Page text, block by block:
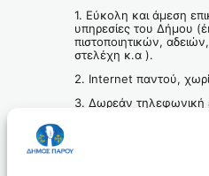
1. Εύκολη και άμεση
υπηρεσίες του Δήμου
πιστοποιητικών,
στελέχη κ.α ).
2. Internet παντού,
3. Δωρεάν τηλεφωνική